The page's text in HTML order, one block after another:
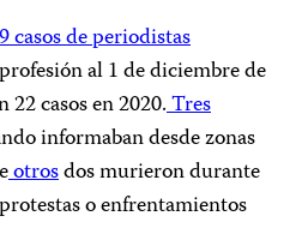
casos de periodistas
al 1 de diciembre de
casos en 2020.Tres
informaban desde zonas
otrosdos murieron durante
o enfrentamientos